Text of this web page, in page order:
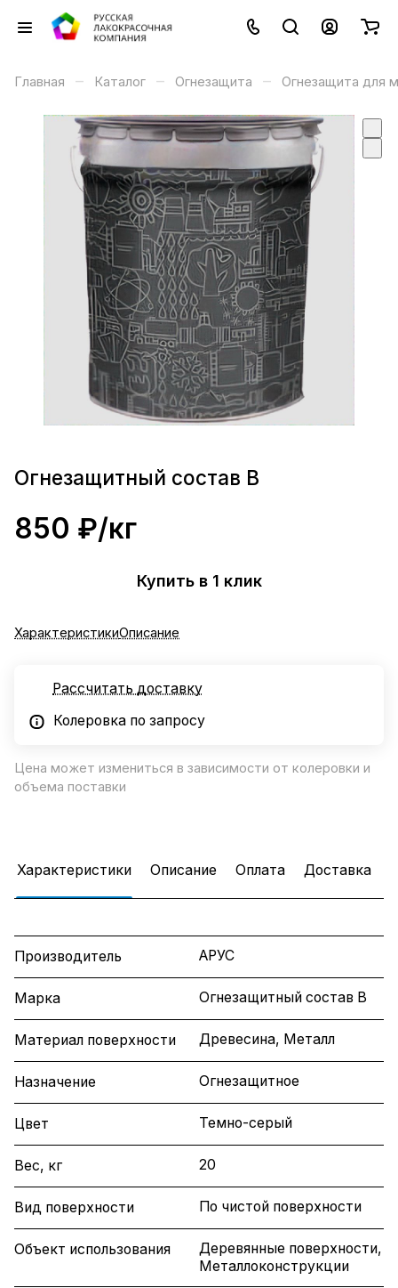
Главная – Каталог – Огнезащита – Огнезащита для
Огнезащитный состав В
850 ₽/кг
Купить в 1 клик
ХарактеристикиОписание
Рассчитать доставку
Колеровка по запросу
Цена может измениться в зависимости от колеровки и
объема поставки
Характеристики Описание Оплата Доставка
Производитель АРУС
Марка Огнезащитный состав В
Материал поверхности Древесина, Металл
Назначение Огнезащитное
Цвет Темно-серый
Вес, кг 20
Вид поверхности По чистой поверхности
Объект использования
Деревянные поверхности,
Металлоконструкции